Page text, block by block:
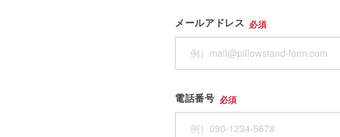
メールアドレス 必須
電話番号 必須